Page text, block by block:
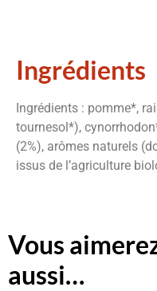
Ingrédients
Ingrédients : pomme*,
tournesol*),
(2%), arômes naturels
issus de l’agriculture
Vous
aussi…